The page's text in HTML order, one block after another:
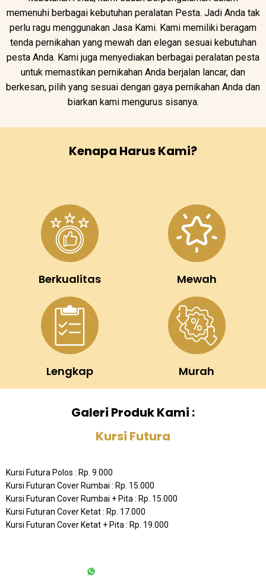
memenuhi berbagai kebutuhan peralatan Pesta. Jadi Anda tak
perlu ragu menggunakan Jasa Kami. Kami memiliki beragam
tenda pernikahan yang mewah dan elegan sesuai kebutuhan
pesta Anda. Kami juga menyediakan berbagai peralatan pesta
untuk memastikan pernikahan Anda berjalan lancar, dan
berkesan, pilih yang sesuai dengan gaya pernikahan Anda dan
biarkan kami mengurus sisanya.
Kenapa Harus Kami?
Berkualitas Mewah
Lengkap Murah
Galeri Produk Kami :
Kursi Futura
Kursi Futura Polos : Rp. 9.000
Kursi Futuran Cover Rumbai : Rp. 15.000
Kursi Futuran Cover Rumbai + Pita : Rp. 15.000
Kursi Futuran Cover Ketat : Rp. 17.000
Kursi Futuran Cover Ketat + Pita : Rp. 19.000